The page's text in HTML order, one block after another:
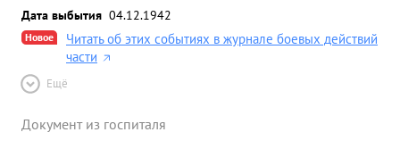
Дата выбытия 04.12.1942
Новое
Читать об этих событиях в журнале боевых действий
части
Ещё
Документ из госпиталя